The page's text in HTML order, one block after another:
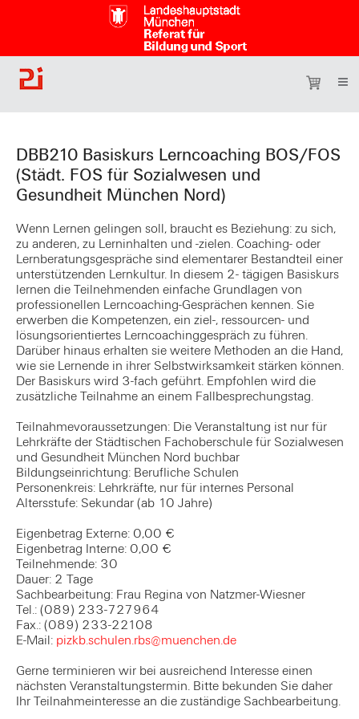
DBB210 Basiskurs Lerncoaching BOS/FOS
(Städt. FOS für Sozialwesen und
Gesundheit München Nord)
Wenn Lernen gelingen soll, braucht es Beziehung: zu sich,
zu anderen, zu Lerninhalten und -zielen. Coaching- oder
Lernberatungsgespräche sind elementarer Bestandteil einer
unterstützenden Lernkultur. In diesem 2- tägigen Basiskurs
lernen die Teilnehmenden einfache Grundlagen von
professionellen Lerncoaching-Gesprächen kennen. Sie
erwerben die Kompetenzen, ein ziel-, ressourcen- und
lösungsorientiertes Lerncoachinggespräch zu führen.
Darüber hinaus erhalten sie weitere Methoden an die Hand,
wie sie Lernende in ihrer Selbstwirksamkeit stärken können.
Der Basiskurs wird 3-fach geführt. Empfohlen wird die
zusätzliche Teilnahme an einem Fallbesprechungstag.
Teilnahmevoraussetzungen: Die Veranstaltung ist nur für
Lehrkräfte der Städtischen Fachoberschule für Sozialwesen
und Gesundheit München Nord buchbar
Bildungseinrichtung: Berufliche Schulen
Personenkreis: Lehrkräfte, nur für internes Personal
Altersstufe: Sekundar (ab 10 Jahre)
Eigenbetrag Externe: 0,00 €
Eigenbetrag Interne: 0,00 €
Teilnehmende: 30
Dauer: 2 Tage
Sachbearbeitung: Frau Regina von Natzmer-Wiesner
Tel.: (089) 233-727964
Fax.: (089) 233-22108
E-Mail: pizkb.schulen.rbs@muenchen.de
Gerne terminieren wir bei ausreichend Interesse einen
nächsten Veranstaltungstermin. Bitte bekunden Sie daher
Ihr Teilnahmeinteresse an die zuständige Sachbearbeitung.